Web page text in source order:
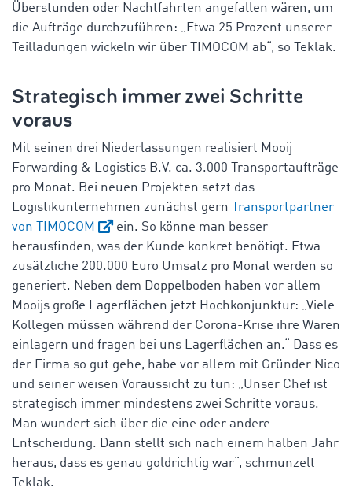
Überstunden oder Nachtfahrten angefallen wären, um
die Aufträge durchzuführen: „Etwa 25 Prozent unserer
Teilladungen wickeln wir über TIMOCOM ab“, so Teklak.
Strategisch immer zwei Schritte
voraus
Mit seinen drei Niederlassungen realisiert Mooij
Forwarding & Logistics B.V. ca. 3.000 Transportaufträge
pro Monat. Bei neuen Projekten setzt das
Logistikunternehmen zunächst gern Transportpartner
von TIMOCOM
ein. So könne man besser
herausfinden, was der Kunde konkret benötigt. Etwa
zusätzliche 200.000 Euro Umsatz pro Monat werden so
generiert. Neben dem Doppelboden haben vor allem
Mooijs große Lagerflächen jetzt Hochkonjunktur: „Viele
Kollegen müssen während der Corona-Krise ihre Waren
einlagern und fragen bei uns Lagerflächen an.“ Dass es
der Firma so gut gehe, habe vor allem mit Gründer Nico
und seiner weisen Voraussicht zu tun: „Unser Chef ist
strategisch immer mindestens zwei Schritte voraus.
Man wundert sich über die eine oder andere
Entscheidung. Dann stellt sich nach einem halben Jahr
heraus, dass es genau goldrichtig war“, schmunzelt
Teklak.